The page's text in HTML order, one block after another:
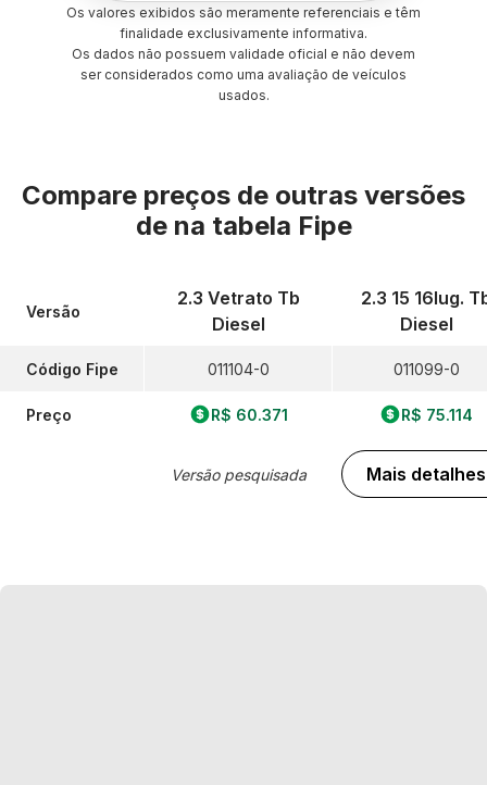
Os valores exibidos são meramente referenciais e têm
finalidade exclusivamente informativa.
Os dados não possuem validade oficial e não devem
ser considerados como uma avaliação de veículos
usados.
Compare preços de outras versões
de na tabela Fipe
Versão
Código Fipe
Preço
2.3 Vetrato Tb
Diesel
011104-0
R$ 60.371
Versão pesquisada
2.3 15 16lug.
Diesel
011099-0
R$ 75.114
Mais detalhes